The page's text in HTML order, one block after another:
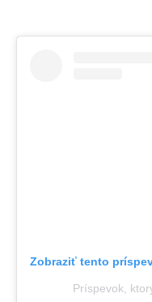
Zobraziť tento
Príspevok,